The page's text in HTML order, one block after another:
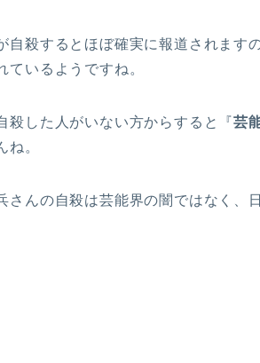
自殺するとほぼ確実に報道されます
ているようですね。
殺した人がいない方からすると『芸
ね。
さんの自殺は芸能界の闇ではなく、